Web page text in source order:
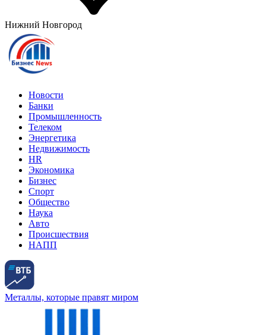
Нижний Новгород
Новости
Банки
Промышленность
Телеком
Энергетика
Недвижимость
HR
Экономика
Бизнес
Спорт
Общество
Наука
Авто
Происшествия
НАПП
Металлы, которые правят миром